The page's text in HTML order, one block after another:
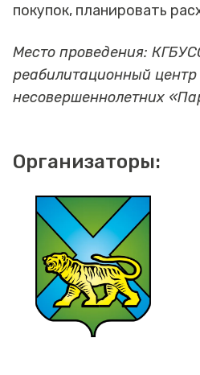
покупок, планировать
Место проведения:
реабилитационный центр
несовершеннолетних
Организаторы: